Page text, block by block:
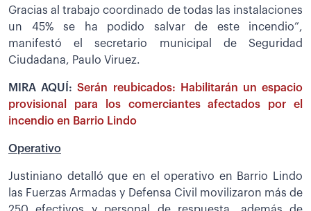
Gracias al trabajo coordinado de todas las instalaciones
un 45% se ha podido salvar de este incendio”,
manifestó el secretario municipal de Seguridad
Ciudadana, Paulo Viruez.
MIRA AQUÍ:Serán reubicados: Habilitarán un espacio
provisional para los comerciantes afectados por el
incendio en Barrio Lindo
Operativo
Justiniano detalló que en el operativo en Barrio Lindo
las Fuerzas Armadas y Defensa Civil movilizaron más de